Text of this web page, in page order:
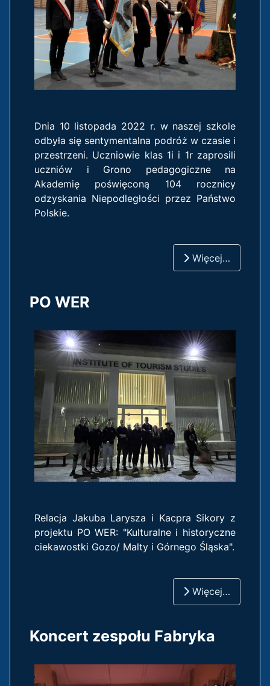
Dnia 10 listopada 2022 r. w naszej szkole
odbyła się sentymentalna podróż w czasie i
przestrzeni. Uczniowie klas 1i i 1r zaprosili
uczniów i Grono pedagogiczne na
Akademię poświęconą 104 rocznicy
odzyskania Niepodległości przez Państwo
Polskie.
Więcej…
PO WER
Relacja Jakuba Larysza i Kacpra Sikory z
projektu PO WER: "Kulturalne i historyczne
ciekawostki Gozo/ Malty i Górnego Śląska".
Więcej…
Koncert zespołu Fabryka